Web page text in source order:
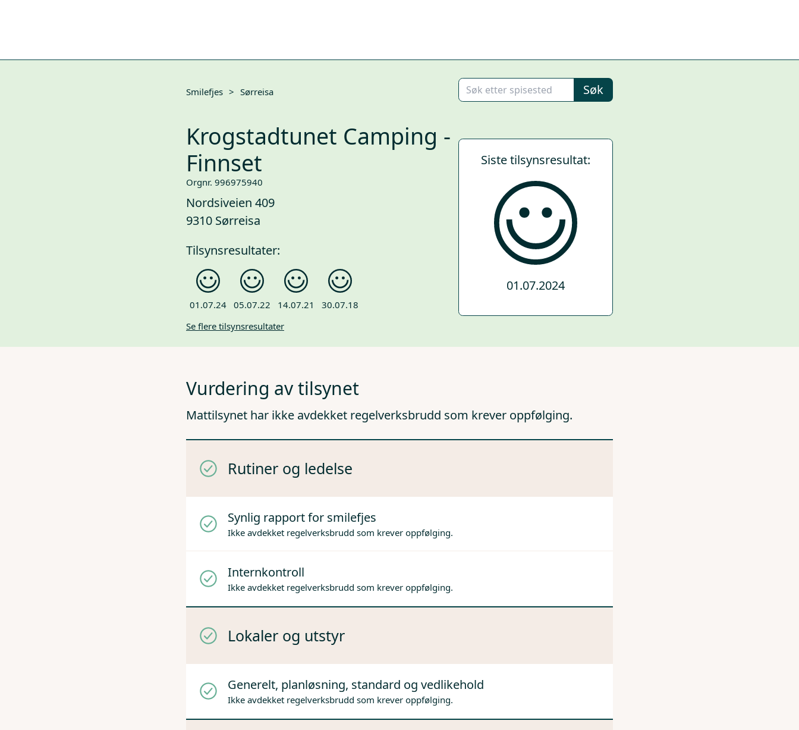
Smilefjes > Sørreisa Søk
Krogstadtunet Camping -
Finnset
Orgnr. 996975940
Nordsiveien 409
9310 Sørreisa
Tilsynsresultater:
01.07.24 05.07.22 14.07.21
30.07.18
Se flere tilsynsresultater
Siste tilsynsresultat:
01.07.2024
Vurdering av tilsynet
Mattilsynet har ikke avdekket regelverksbrudd som krever oppfølging.
Rutiner og ledelse
Synlig rapport for smilefjes
Ikke avdekket regelverksbrudd som krever oppfølging.
Internkontroll
Ikke avdekket regelverksbrudd som krever oppfølging.
Lokaler og utstyr
Generelt, planløsning, standard og vedlikehold
Ikke avdekket regelverksbrudd som krever oppfølging.